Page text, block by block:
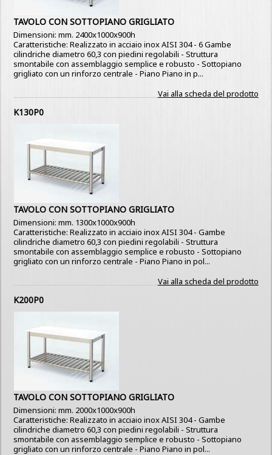
TAVOLO CON SOTTOPIANO GRIGLIATO
Dimensioni: mm. 2400x1000x900h
Caratteristiche: Realizzato in acciaio inox AISI 304 - 6 Gambe
cilindriche diametro 60,3 con piedini regolabili - Struttura
smontabile con assemblaggio semplice e robusto - Sottopiano
grigliato con un rinforzo centrale - Piano Piano in p...
Vai alla scheda del prodotto
K130P0
TAVOLO CON SOTTOPIANO GRIGLIATO
Dimensioni: mm. 1300x1000x900h
Caratteristiche: Realizzato in acciaio inox AISI 304 - Gambe
cilindriche diametro 60,3 con piedini regolabili - Struttura
smontabile con assemblaggio semplice e robusto - Sottopiano
grigliato con un rinforzo centrale - Piano Piano in pol...
Vai alla scheda del prodotto
K200P0
TAVOLO CON SOTTOPIANO GRIGLIATO
Dimensioni: mm. 2000x1000x900h
Caratteristiche: Realizzato in acciaio inox AISI 304 - Gambe
cilindriche diametro 60,3 con piedini regolabili - Struttura
smontabile con assemblaggio semplice e robusto - Sottopiano
grigliato con un rinforzo centrale - Piano Piano in pol...